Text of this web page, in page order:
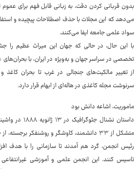
بدون قربانی کردن دقت، به زبانی قابل فهم برای
می‌دهد که این مجلات با حذف اصطلاحات پیچیده و
سواد علمی جامعه ایفا می‌کنند.
با این حال، در حالی که جهان این میراث عظیم را
تخصصی در سراسر جهان و به‌ویژه در ایران، با
از تغییر مالکیت‌های جنجالی در غرب تا بحران کاغذ
سرنوشت مجله کاغذی در هاله‌ای از ابهام قرار دارد.
ماموریت، اشاعه دانش بود
داستان نشنال
متشکل از ۳۳ دانشمند، کاوشگر و روشنفکر
رئیس انجمن، گرد هم آمدند تا سازمانی را با هدف
تاسیس کنند. این انجمن علمی و آموزشی